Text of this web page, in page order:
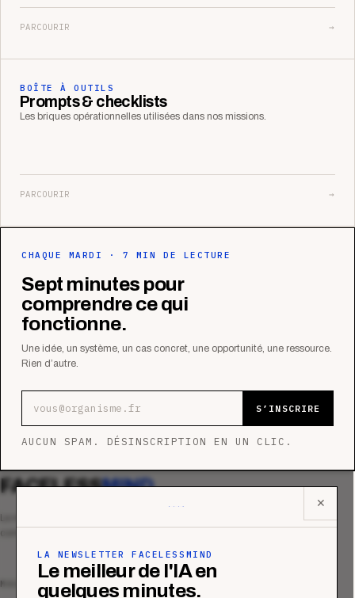
PARCOURIR →
BOÎTE À OUTILS
Prompts & checklists
Les briques opérationnelles utilisées dans nos missions.
PARCOURIR →
CHAQUE MARDI · 7 MIN DE LECTURE
Sept minutes pour
comprendre ce qui
fonctionne.
Une idée, un système, un cas concret, une opportunité, une ressource.
Rien d’autre.
S’INSCRIRE
AUCUN SPAM. DÉSINSCRIPTION EN UN CLIC.
✕
LA NEWSLETTER FACELESSMIND
Le meilleur de l'IA en
quelques minutes.
FACELESSMIND
Le média qui mesurent la performance
commerciale des organismes de formation.
MAGAZINE